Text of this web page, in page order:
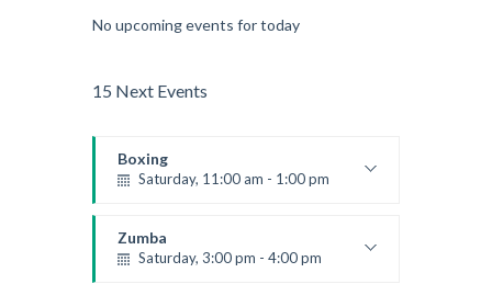
No upcoming events for today
15 Next Events
Boxing
Saturday, 11:00 am - 1:00 pm
Robert Bandana
Zumba
Saturday, 3:00 pm - 4:00 pm